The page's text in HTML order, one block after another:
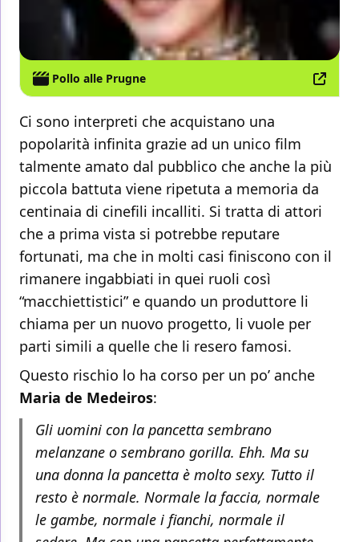
Pollo alle Prugne
Ci sono interpreti che acquistano una
popolarità infinita grazie ad un unico film
talmente amato dal pubblico che anche la più
piccola battuta viene ripetuta a memoria da
centinaia di cinefili incalliti. Si tratta di attori
che a prima vista si potrebbe reputare
fortunati, ma che in molti casi finiscono con il
rimanere ingabbiati in quei ruoli così
“macchiettistici” e quando un produttore li
chiama per un nuovo progetto, li vuole per
parti simili a quelle che li resero famosi.
Questo rischio lo ha corso per un po’ anche
Maria de Medeiros:
Gli uomini con la pancetta sembrano
melanzane o sembrano gorilla. Ehh. Ma su
una donna la pancetta è molto sexy. Tutto il
resto è normale. Normale la faccia, normale
le gambe, normale i fianchi, normale il